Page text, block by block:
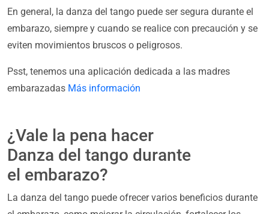
En general, la danza del tango puede ser segura durante el
embarazo, siempre y cuando se realice con precaución y se
eviten movimientos bruscos o peligrosos.
Psst, tenemos una aplicación dedicada a las madres
embarazadas Más información
¿Vale la pena hacer
Danza del tango durante
el embarazo?
La danza del tango puede ofrecer varios beneficios durante